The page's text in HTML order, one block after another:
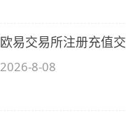
欧易交易所注册充值
2026-8-08